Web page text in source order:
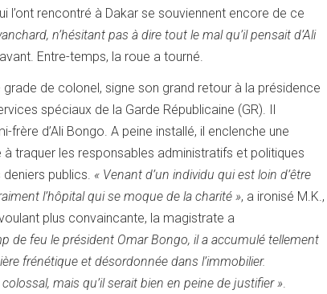
l’ont rencontré à Dakar se souviennent encore de ce
n’hésitant pas à dire tout le mal qu’il pensait d’Ali
Entre-temps, la roue a tourné.
de colonel, signe son grand retour à la présidence
spéciaux de la Garde Républicaine (GR). Il
d’Ali Bongo. A peine installé, il enclenche une
traquer les responsables administratifs et politiques
publics. « Venant d’un individu qui est loin d’être
l’hôpital qui se moque de la charité », a ironisé M.K.,
plus convaincante, la magistrate a
de feu le président Omar Bongo, il a accumulé tellement
frénétique et désordonnée dans l’immobilier.
mais qu’il serait bien en peine de justifier ».